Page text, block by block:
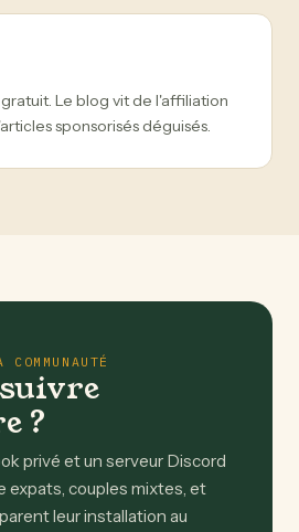
Le blog vit de l'affiliation
sponsorisés déguisés.
?
privé et un serveur Discord
expats, couples mixtes, et
leur installation au